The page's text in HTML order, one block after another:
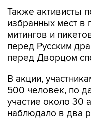
митингов и
перед Русским
перед Дворцом
В акции,
участие около 30
наблюдало в два
сотрудников
участников.